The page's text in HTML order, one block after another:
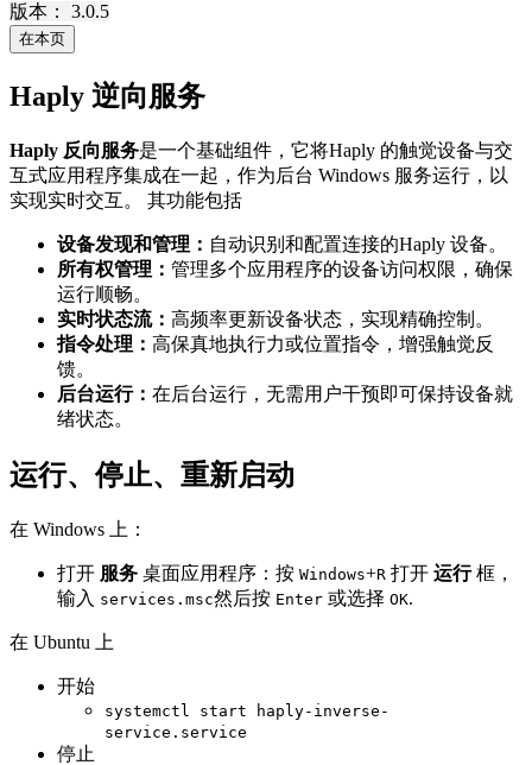
版本： 3.0.5
在本页
Haply 逆向服务
Haply 反向服务是一个基础组件，它将Haply 的触觉设备与交
互式应用程序集成在一起，作为后台 Windows 服务运行，以
实现实时交互。 其功能包括
设备发现和管理： 自动识别和配置连接的Haply 设备。
所有权管理： 管理多个应用程序的设备访问权限，确保
运行顺畅。
实时状态流： 高频率更新设备状态，实现精确控制。
指令处理： 高保真地执行力或位置指令，增强触觉反
馈。
后台运行： 在后台运行，无需用户干预即可保持设备就
绪状态。
运行、停止、重新启动
在 Windows 上：
打开 服务 桌面应用程序：按 Windows+R 打开 运行框，
输入 services.msc然后按 Enter 或选择 OK.
在 Ubuntu 上
开始
systemctl start haply-inverse-
service.service
停止